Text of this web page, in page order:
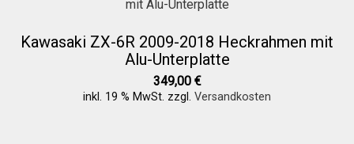
Test Startseite
Kawasaki ZX-6R 2009-2018 Heckrahmen mit
Alu-Unterplatte
349,00 €
inkl. 19 % MwSt. zzgl. Versandkosten